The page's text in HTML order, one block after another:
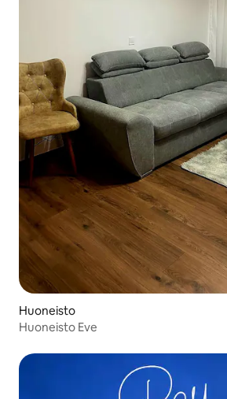
Huoneisto
Huoneisto Eve